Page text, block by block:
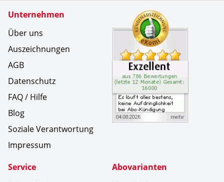
Unternehmen
Über uns
Auszeichnungen
AGB
Datenschutz
FAQ / Hilfe
Blog
Soziale Verantwortung
Impressum
Service
Abovarianten
Zertifikate